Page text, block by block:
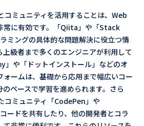
コミュニティを活用することは、Web
常に有効です。「Qiita」や「Stack
ミングの具体的な問題解決に役立つ情
級者まで多くのエンジニアが利用して
」や「ドットインストール」などのオ
ォームは、基礎から応用まで幅広いコー
ペースで学習を進められます。さら
コミュニティ「CodePen」や
ードを共有したり、他の開発者とコラ